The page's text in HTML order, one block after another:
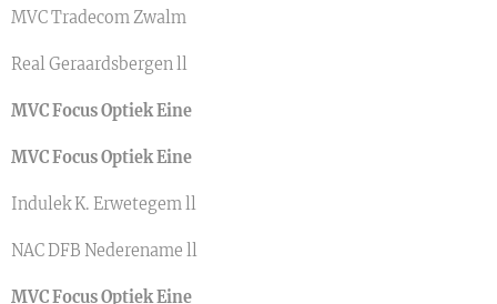
MVC Tradecom Zwalm
Real Geraardsbergen ll
MVC Focus Optiek Eine
MVC Focus Optiek Eine
Indulek K. Erwetegem ll
NAC DFB Nederename ll
MVC Focus Optiek Eine